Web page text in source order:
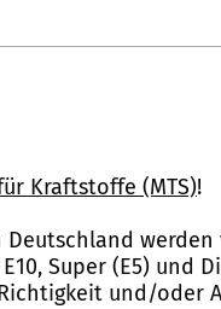
Kraftstoffe (MTS)!
Deutschland
Super (E5) und
und/oder